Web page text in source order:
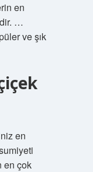
en
…
ve şık
en
en çok